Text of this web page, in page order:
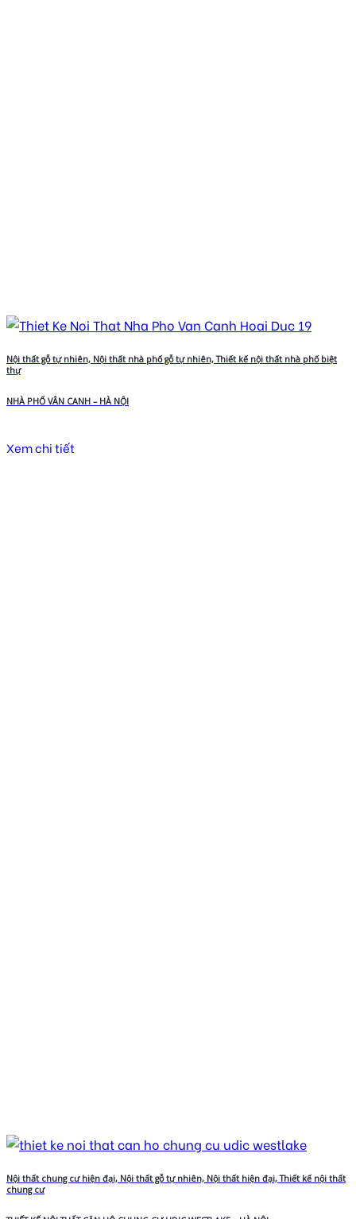
Nội thất gỗ tự nhiên, Nội thất nhà phố gỗ tự nhiên, Thiết kế nội thất nhà phố biệt
thự
NHÀ PHỐ VÂN CANH – HÀ NỘI
Xem chi tiết
Nội thất chung cư hiện đại, Nội thất gỗ tự nhiên, Nội thất hiện đại, Thiết kế nội thất
chung cư